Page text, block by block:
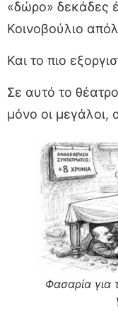
«δώρο» δεκάδες
Κοινοβούλιο
Και το πιο
Σε αυτό το
μόνο οι μεγάλοι,
Φασαρία για